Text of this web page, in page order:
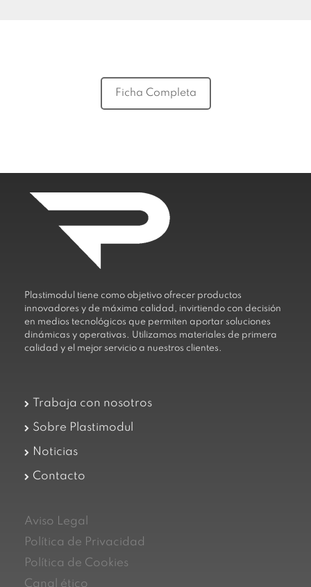
Ficha Completa
Plastimodul tiene como objetivo ofrecer productos
innovadores y de máxima calidad, invirtiendo con decisión
en medios tecnológicos que permiten aportar soluciones
dinámicas y operativas. Utilizamos materiales de primera
calidad y el mejor servicio a nuestros clientes.
Trabaja con nosotros
Sobre Plastimodul
Noticias
Contacto
Aviso Legal
Política de Privacidad
Política de Cookies
Canal ético